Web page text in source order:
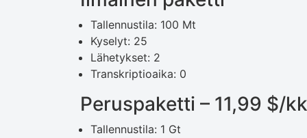
Tallennustila: 100 Mt
Kyselyt: 25
Lähetykset: 2
Transkriptioaika: 0
Peruspaketti – 11,99 $/kk
Tallennustila: 1 Gt